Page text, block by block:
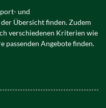
und
Übersicht finden. Zudem
verschiedenen Kriterien wie
passenden Angebote finden.